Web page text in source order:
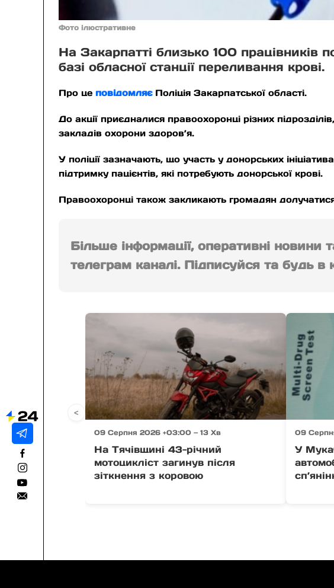
Фото ілюстративне
На Закарпатті близько 100 працівників
базі обласної станції переливання крові.
Про цеповідомляєПоліція Закарпатської області.
До акції приєдналися правоохоронці різних
закладів охорони здоров’я.
У поліції зазначають, що участь у донорських
підтримку пацієнтів, які потребують донорської крові.
Правоохоронці також закликають громадян
Більше інформації, оперативні новини
телеграм каналі. Підписуйся та будь в
09 Серпня 2026 +03:00 — 13 Хв
На Тячівщині 43-річний
мотоцикліст загинув після
зіткнення з коровою
09
У
<